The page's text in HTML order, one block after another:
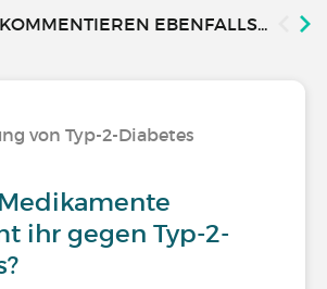
EBENFALLS...
von Typ-2-Diabetes
ihr gegen Typ-2-